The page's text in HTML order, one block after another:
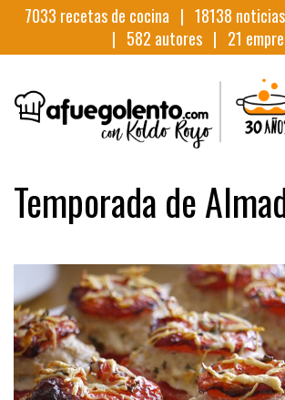
7033 recetas de cocina | 18138
| 582 autores | 21
Temporada de